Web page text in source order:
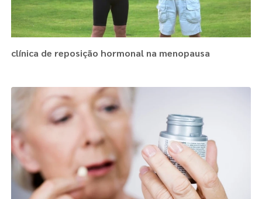
clínica de reposição hormonal na menopausa